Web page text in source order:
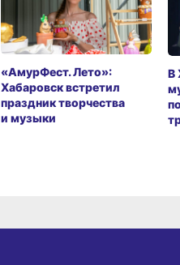
«АмурФест. Лето»:
Хабаровск встретил
праздник творчества
и музыки
В